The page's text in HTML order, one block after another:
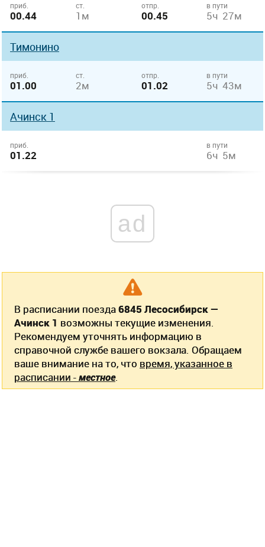
приб.
00.44
ст.
1м
отпр.
00.45
в пути
5ч 27м
Тимонино
приб.
01.00
ст.
2м
отпр.
01.02
в пути
5ч 43м
Ачинск 1
приб.
01.22
в пути
6ч 5м
ad
В расписании поезда6845 Лесосибирск —
Ачинск 1 возможны текущие изменения.
Рекомендуем уточнять информацию в
справочной службе вашего вокзала. Обращаем
ваше внимание на то, что время, указанное в
расписании -местное.